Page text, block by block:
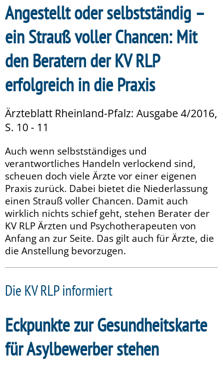
Angestellt oder selbstständig –
ein Strauß voller Chancen: Mit
den Beratern der KV RLP
erfolgreich in die Praxis
Ärzteblatt Rheinland-Pfalz: Ausgabe 4/2016,
S. 10 - 11
Auch wenn selbstständiges und
verantwortliches Handeln verlockend sind,
scheuen doch viele Ärzte vor einer eigenen
Praxis zurück. Dabei bietet die Niederlassung
einen Strauß voller Chancen. Damit auch
wirklich nichts schief geht, stehen Berater der
KV RLP Ärzten und Psychotherapeuten von
Anfang an zur Seite. Das gilt auch für Ärzte, die
die Anstellung bevorzugen.
Die KV RLP informiert
Eckpunkte zur Gesundheitskarte
für Asylbewerber stehen